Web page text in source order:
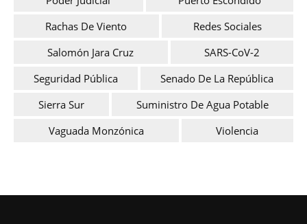
Rachas De Viento
Redes Sociales
Salomón Jara Cruz
SARS-CoV-2
Seguridad Pública
Senado De La República
Sierra Sur
Suministro De Agua Potable
Vaguada Monzónica
Violencia